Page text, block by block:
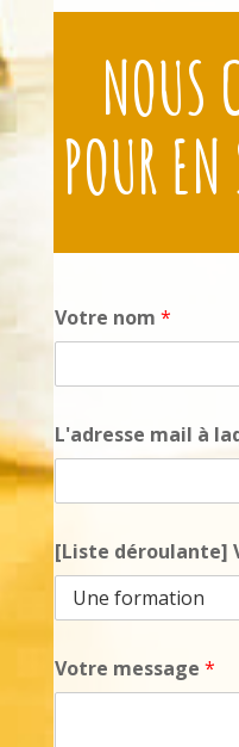
NOUS
POUR
Votre nom *
L'adresse mail à
[Liste déroulante]
Votre message *